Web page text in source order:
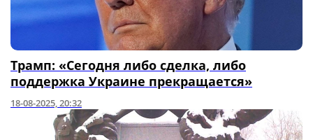
Трамп: «Сегодня либо сделка, либо
поддержка Украине прекращается»
18-08-2025, 20:32